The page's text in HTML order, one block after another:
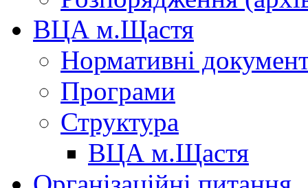
ВЦА м.Щастя
Нормативні
Програми
Структура
ВЦА м.Щастя